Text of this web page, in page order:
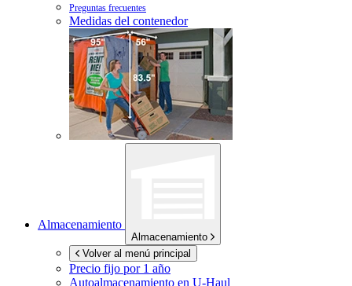
Preguntas frecuentes
Medidas del contenedor
Almacenamiento
Almacenamiento
Volver al menú principal
Precio fijo por 1 año
Autoalmacenamiento en U-Haul